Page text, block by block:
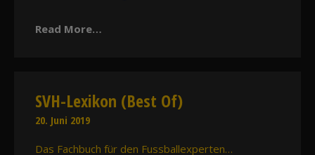
Read More…
SVH-Lexikon (Best Of)
20. Juni 2019
Das Fachbuch für den Fussballexperten…